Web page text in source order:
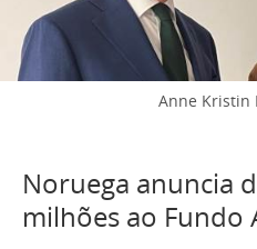
Anne Kristin
Noruega anuncia
milhões ao Fundo